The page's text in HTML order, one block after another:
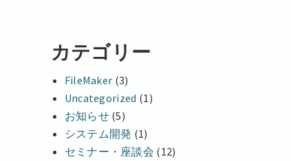
カテゴリー
FileMaker (3)
Uncategorized (1)
お知らせ(5)
システム開発 (1)
セミナー・座談会 (12)